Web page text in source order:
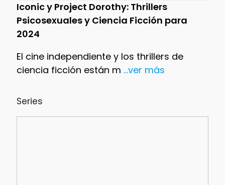
Iconic y Project Dorothy: Thrillers
Psicosexuales y Ciencia Ficción para
2024
El cine independiente y los thrillers de
ciencia ficción están m ...ver más
Series